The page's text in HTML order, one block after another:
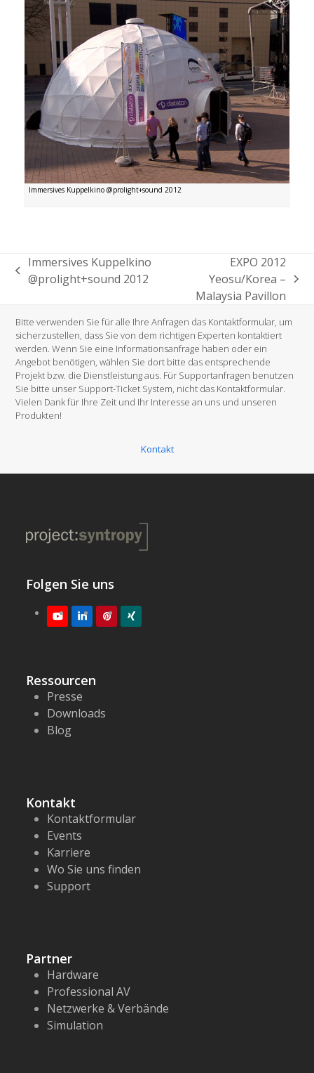
Immersives Kuppelkino @prolight+sound 2012
vorheriger
Immersives Kuppelkino
@prolight+sound 2012
Nächster
Beitrag:
EXPO 2012
Yeosu/Korea –
Malaysia Pavillon
Bitte verwenden Sie für alle Ihre Anfragen das Kontaktformular, um
sicherzustellen, dass Sie von dem richtigen Experten kontaktiert
werden. Wenn Sie eine Informationsanfrage haben oder ein
Angebot benötigen, wählen Sie dort bitte das entsprechende
Projekt bzw. die Dienstleistung aus. Für Supportanfragen benutzen
Sie bitte unser Support-Ticket System, nicht das Kontaktformular.
Vielen Dank für Ihre Zeit und Ihr Interesse an uns und unseren
Produkten!
Kontakt
Folgen Sie uns
YoutubeLinkedInPinterest
XING
Ressourcen
Presse
Downloads
Blog
Kontakt
Kontaktformular
Events
Karriere
Wo Sie uns finden
Support
Partner
Hardware
Professional AV
Netzwerke & Verbände
Simulation